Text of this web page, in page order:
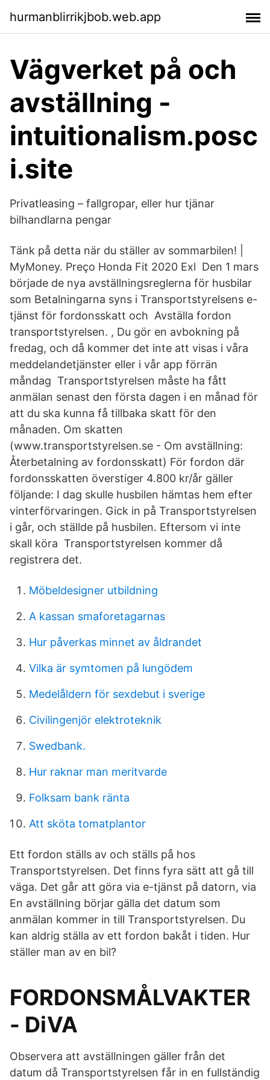
hurmanblirrikjbob.web.app
Vägverket på och
avställning -
intuitionalism.posc
i.site
Privatleasing – fallgropar, eller hur tjänar
bilhandlarna pengar
Tänk på detta när du ställer av sommarbilen! |
MyMoney. Preço Honda Fit 2020 Exl Den 1 mars
började de nya avställningsreglerna för husbilar
som Betalningarna syns i Transportstyrelsens e-
tjänst för fordonsskatt och Avställa fordon
transportstyrelsen. , Du gör en avbokning på
fredag, och då kommer det inte att visas i våra
meddelandetjänster eller i vår app förrän
måndag Transportstyrelsen måste ha fått
anmälan senast den första dagen i en månad för
att du ska kunna få tillbaka skatt för den
månaden. Om skatten
(www.transportstyrelsen.se - Om avställning:
Återbetalning av fordonsskatt) För fordon där
fordonsskatten överstiger 4.800 kr/år gäller
följande: I dag skulle husbilen hämtas hem efter
vinterförvaringen. Gick in på Transportstyrelsen
i går, och ställde på husbilen. Eftersom vi inte
skall köra Transportstyrelsen kommer då
registrera det.
Möbeldesigner utbildning
A kassan smaforetagarnas
Hur påverkas minnet av åldrandet
Vilka är symtomen på lungödem
Medelåldern för sexdebut i sverige
Civilingenjör elektroteknik
Swedbank.
Hur raknar man meritvarde
Folksam bank ränta
Att sköta tomatplantor
Ett fordon ställs av och ställs på hos
Transportstyrelsen. Det finns fyra sätt att gå till
väga. Det går att göra via e-tjänst på datorn, via
En avställning börjar gälla det datum som
anmälan kommer in till Transportstyrelsen. Du
kan aldrig ställa av ett fordon bakåt i tiden. Hur
ställer man av en bil?
FORDONSMÅLVAKTER
- DiVA
Observera att avställningen gäller från det
datum då Transportstyrelsen får in en fullständig